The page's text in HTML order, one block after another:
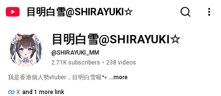
目明白雪@SHIRAYUKI☆
目明白雪@SHIRAYUKI☆
@SHIRAYUKI_MM
2.71K subscribers • 238 videos
我是香港個人勢vtuber，目明白雪喔🐾 ...more
X and 1 more link